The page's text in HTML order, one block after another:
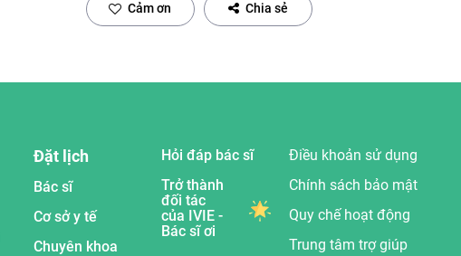
Cảm ơn Chia sẻ
Đặt lịch
Bác sĩ
Cơ sở y tế
Chuyên khoa
Hỏi đáp bác sĩ
Trở thành
đối tác
của IVIE -
Bác sĩ ơi
Điều khoản sử dụng
Chính sách bảo mật
Quy chế hoạt động
Trung tâm trợ giúp